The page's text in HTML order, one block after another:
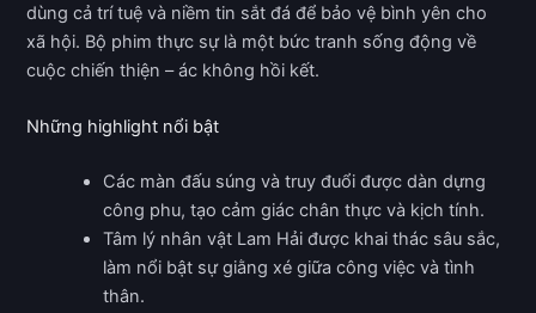
dùng cả trí tuệ và niềm tin sắt đá để bảo vệ bình yên cho
xã hội. Bộ phim thực sự là một bức tranh sống động về
cuộc chiến thiện – ác không hồi kết.
Những highlight nổi bật
Các màn đấu súng và truy đuổi được dàn dựng
công phu, tạo cảm giác chân thực và kịch tính.
Tâm lý nhân vật Lam Hải được khai thác sâu sắc,
làm nổi bật sự giằng xé giữa công việc và tình
thân.